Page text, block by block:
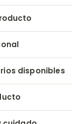
disponibles